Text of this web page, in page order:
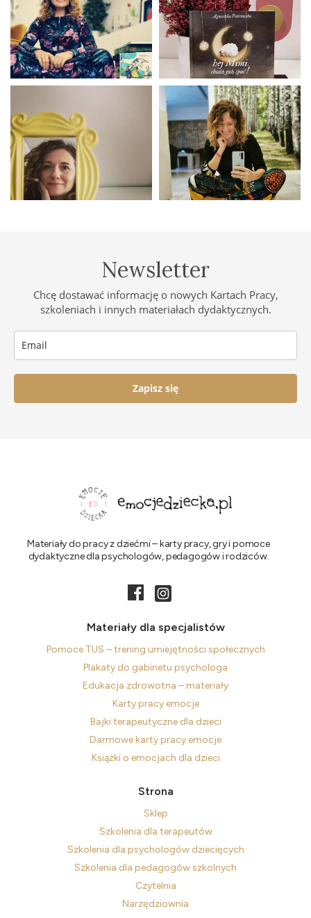
Newsletter
Chcę dostawać informację o nowych Kartach Pracy,
szkoleniach i innych materiałach dydaktycznych.
Zapisz się
Materiały do pracy z dziećmi – karty pracy, gry i pomoce
dydaktyczne dla psychologów, pedagogów i rodziców.
Materiały dla specjalistów
Pomoce TUS – trening umiejętności społecznych
Plakaty do gabinetu psychologa
Edukacja zdrowotna – materiały
Karty pracy emocje
Bajki terapeutyczne dla dzieci
Darmowe karty pracy emocje
Książki o emocjach dla dzieci
Strona
Sklep
Szkolenia dla terapeutów
Szkolenia dla psychologów dziecięcych
Szkolenia dla pedagogów szkolnych
Czytelnia
Narzędziownia